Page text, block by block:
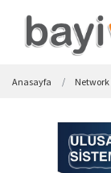
Anasayfa